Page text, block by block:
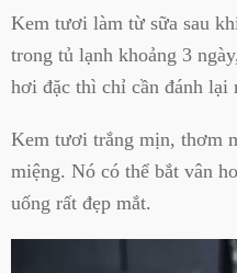
Kem tươi làm từ sữa sau
trong tủ lạnh khoảng 3
hơi đặc thì chỉ cần đánh lại
Kem tươi trắng mịn, thơm
miệng. Nó có thể bắt vân
uống rất đẹp mắt.